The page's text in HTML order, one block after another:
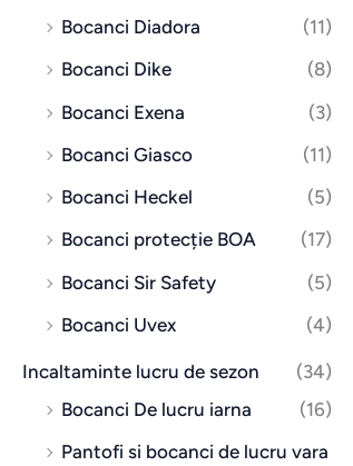
Bocanci Diadora
(11)
Bocanci Dike
(8)
Bocanci Exena
(3)
Bocanci Giasco
(11)
Bocanci Heckel
(5)
Bocanci protecție BOA
(17)
Bocanci Sir Safety
(5)
Bocanci Uvex
(4)
Incaltaminte lucru de sezon
(34)
Bocanci De lucru iarna
(16)
Pantofi si bocanci de lucru vara